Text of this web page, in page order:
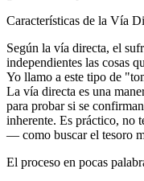
Características de la Vía
Según la vía directa, el
independientes las cosas
Yo llamo a este tipo de
La vía directa es una
para probar si se
inherente. Es práctico, no
― como buscar el tesoro
El proceso en pocas